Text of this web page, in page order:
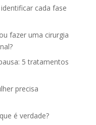
cada fase
fazer uma cirurgia
5 tratamentos
precisa
é verdade?